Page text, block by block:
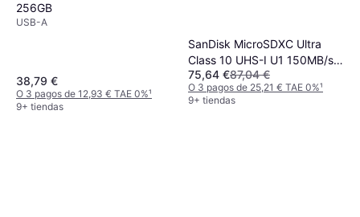
256GB
USB-A
38,79 €
O 3 pagos de 12,93 € TAE 0%¹
9+ tiendas
SanDisk MicroSDXC Ultra
Class 10 UHS-I U1 150MB/s
512GB
75,64 €87,04 €
O 3 pagos de 25,21 € TAE 0%¹
9+ tiendas